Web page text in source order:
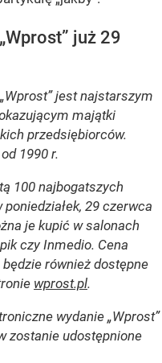
już 29
jest najstarszym
majątki
przedsiębiorców.
1990 r.
100 najbogatszych
29 czerwca
je kupić w salonach
czy Inmedio. Cena
będzie również dostępne
wprost.pl.
wydanie „Wprost”
zostanie udostępnione